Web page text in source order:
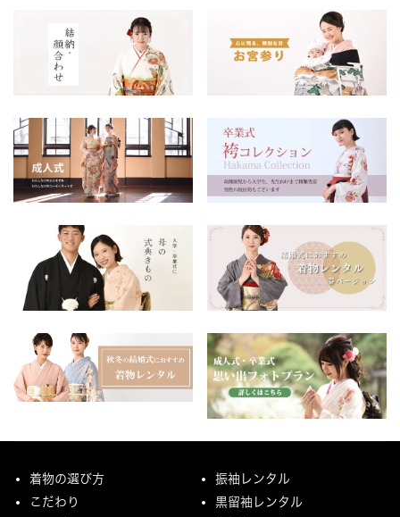
着物の選び方
こだわり
振袖レンタル
黒留袖レンタル